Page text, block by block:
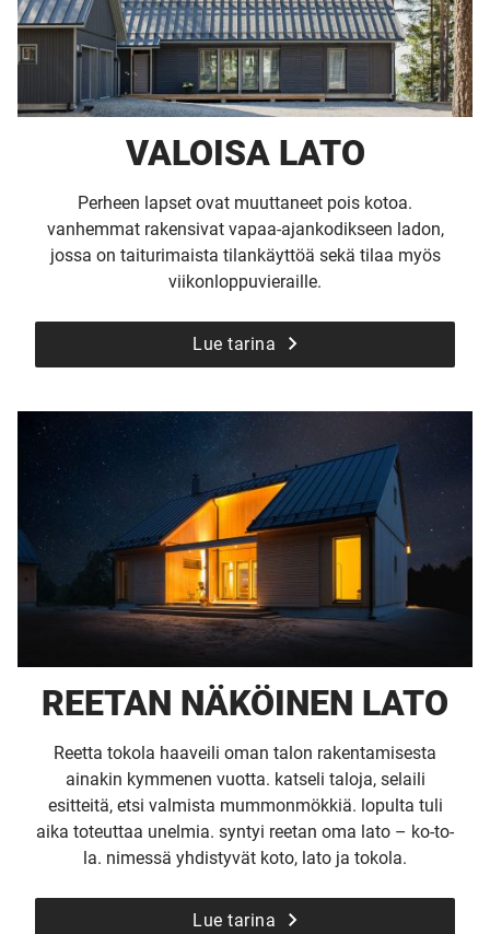
VALOISA LATO
Perheen lapset ovat muuttaneet pois kotoa.
vanhemmat rakensivat vapaa-ajankodikseen ladon,
jossa on taiturimaista tilankäyttöä sekä tilaa myös
viikonloppuvieraille.
Lue tarina
REETAN NÄKÖINEN LATO
Reetta tokola haaveili oman talon rakentamisesta
ainakin kymmenen vuotta. katseli taloja, selaili
esitteitä, etsi valmista mummonmökkiä. lopulta tuli
aika toteuttaa unelmia. syntyi reetan oma lato – ko-to-
la. nimessä yhdistyvät koto, lato ja tokola.
Lue tarina